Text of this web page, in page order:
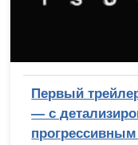
Первый
— с